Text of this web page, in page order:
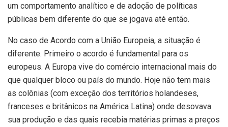
um comportamento analítico e de adoção de políticas
públicas bem diferente do que se jogava até então.
No caso de Acordo com a União Europeia, a situação é
diferente. Primeiro o acordo é fundamental para os
europeus. A Europa vive do comércio internacional mais do
que qualquer bloco ou país do mundo. Hoje não tem mais
as colônias (com exceção dos territórios holandeses,
franceses e britânicos na América Latina) onde desovava
sua produção e das quais recebia matérias primas a preços